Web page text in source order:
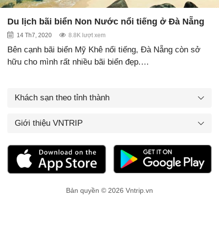
Du lịch bãi biển Non Nước nổi tiếng ở Đà Nẵng
14 Th7, 2020 8.8K lượt xem
Bên cạnh bãi biển Mỹ Khê nổi tiếng, Đà Nẵng còn sở
hữu cho mình rất nhiều bãi biển đẹp.…
Khách sạn theo tỉnh thành
Giới thiệu VNTRIP
Bản quyền © 2026 Vntrip.vn